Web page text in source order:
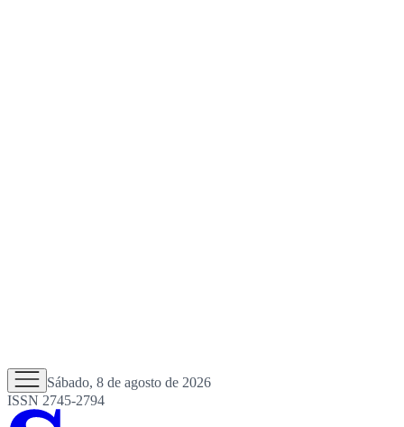
Sábado, 8 de agosto de 2026
ISSN 2745-2794